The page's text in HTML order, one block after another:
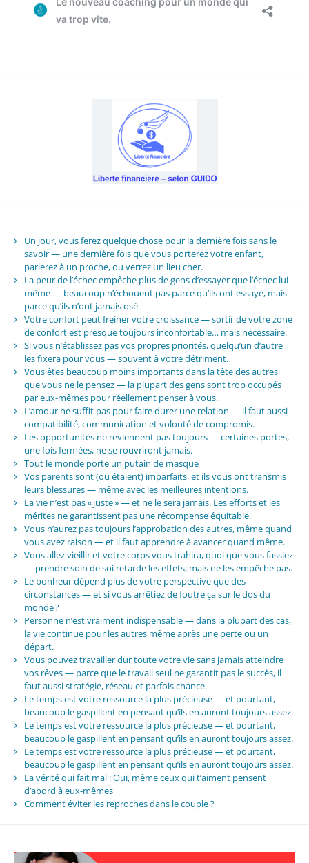
Un jour, vous ferez quelque chose pour la dernière fois sans le
savoir — une dernière fois que vous porterez votre enfant,
parlerez à un proche, ou verrez un lieu cher.
La peur de l’échec empêche plus de gens d’essayer que l’échec lui-
même — beaucoup n’échouent pas parce qu’ils ont essayé, mais
parce qu’ils n’ont jamais osé.
Votre confort peut freiner votre croissance — sortir de votre zone
de confort est presque toujours inconfortable… mais nécessaire.
Si vous n’établissez pas vos propres priorités, quelqu’un d’autre
les fixera pour vous — souvent à votre détriment.
Vous êtes beaucoup moins importants dans la tête des autres
que vous ne le pensez — la plupart des gens sont trop occupés
par eux-mêmes pour réellement penser à vous.
L’amour ne suffit pas pour faire durer une relation — il faut aussi
compatibilité, communication et volonté de compromis.
Les opportunités ne reviennent pas toujours — certaines portes,
une fois fermées, ne se rouvriront jamais.
Tout le monde porte un putain de masque
Vos parents sont (ou étaient) imparfaits, et ils vous ont transmis
leurs blessures — même avec les meilleures intentions.
La vie n’est pas « juste » — et ne le sera jamais. Les efforts et les
mérites ne garantissent pas une récompense équitable.
Vous n’aurez pas toujours l’approbation des autres, même quand
vous avez raison — et il faut apprendre à avancer quand même.
Vous allez vieillir et votre corps vous trahira, quoi que vous fassiez
— prendre soin de soi retarde les effets, mais ne les empêche pas.
Le bonheur dépend plus de votre perspective que des
circonstances — et si vous arrêtiez de foutre ça sur le dos du
monde ?
Personne n’est vraiment indispensable — dans la plupart des cas,
la vie continue pour les autres même après une perte ou un
départ.
Vous pouvez travailler dur toute votre vie sans jamais atteindre
vos rêves — parce que le travail seul ne garantit pas le succès, il
faut aussi stratégie, réseau et parfois chance.
Le temps est votre ressource la plus précieuse — et pourtant,
beaucoup le gaspillent en pensant qu’ils en auront toujours assez.
Le temps est votre ressource la plus précieuse — et pourtant,
beaucoup le gaspillent en pensant qu’ils en auront toujours assez.
Le temps est votre ressource la plus précieuse — et pourtant,
beaucoup le gaspillent en pensant qu’ils en auront toujours assez.
La vérité qui fait mal : Oui, même ceux qui t’aiment pensent
d’abord à eux-mêmes
Comment éviter les reproches dans le couple ?